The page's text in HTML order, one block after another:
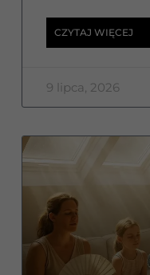
CZYTAJ WIĘCEJ
9 lipca, 2026